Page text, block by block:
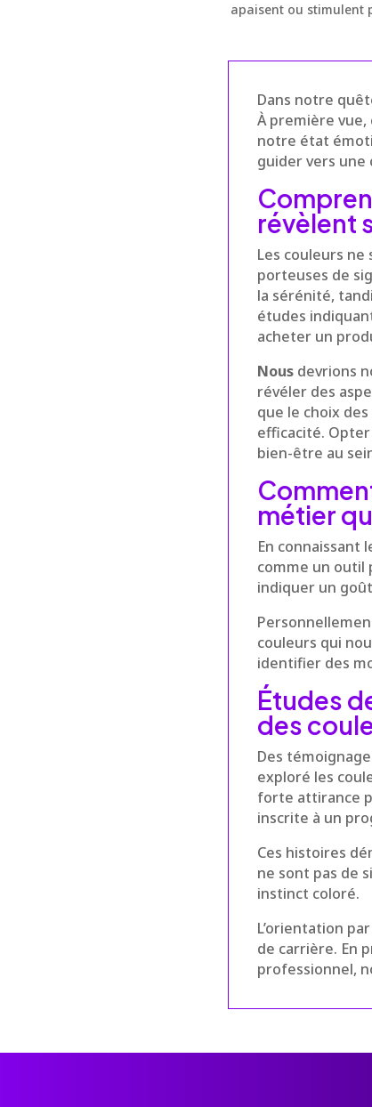
apaisent ou stimulent
Dans notre
À première
notre état
guider vers une
révèlent
Les couleurs
porteuses de
la sérénité,
études
acheter un
Nous devrions
révéler des
que le choix
efficacité.
bien-être au
métier
En connaissant
comme un outil
indiquer un
couleurs qui
identifier des
Études
des
Des
exploré les
forte attirance
inscrite à un
Ces histoires
ne sont pas de
instinct coloré.
L’orientation
de carrière. En
professionnel,